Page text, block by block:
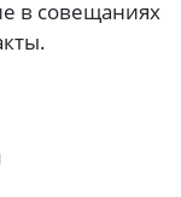
в совещаниях